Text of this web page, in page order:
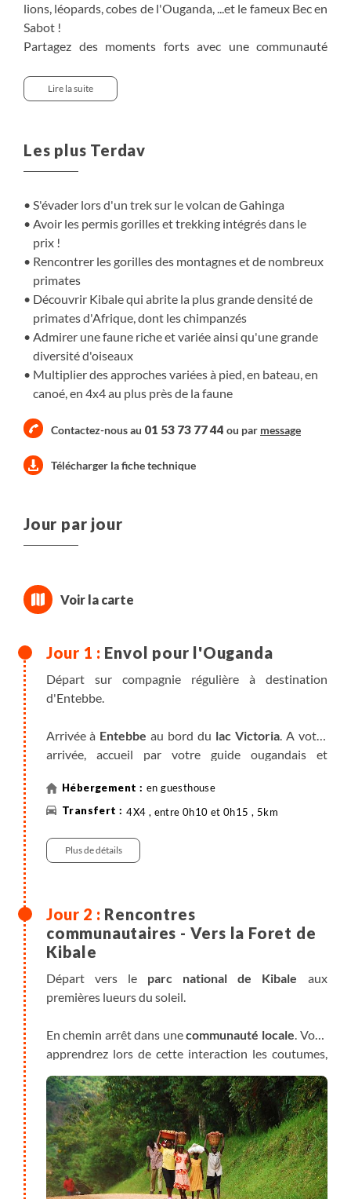
lions, léopards, cobes de l'Ouganda, ...et le fameux Bec en
Sabot !
Partagez des moments forts avec une communauté
populations qui vivent en harmonie avec la nature.
L'observation des gorilles dans le parc national de
souviendrez toujours. Le parc est l'un des deux derniers
sites protégés où cette sous-espèce de grands singes
randonneurs de les suivre et de les observer à une
distance respectueuse et obligatoire, alors qu'ils vaquent
à leurs occupations quotidiennes. Vous terminez votre
aventure par un safari nocturne dans le parc national du
lac Mburo, une expérience sans pareille.
Lire la suite
Les plus Terdav
S'évader lors d'un trek sur le volcan de Gahinga
Avoir les permis gorilles et trekking intégrés dans le
prix !
Rencontrer les gorilles des montagnes et de nombreux
primates
Découvrir Kibale qui abrite la plus grande densité de
primates d'Afrique, dont les chimpanzés
Admirer une faune riche et variée ainsi qu'une grande
diversité d'oiseaux
Multiplier des approches variées à pied, en bateau, en
canoé, en 4x4 au plus près de la faune
Contactez-nous au 01 53 73 77 44 ou par message
Télécharger la fiche technique
Jour par jour
Envol pour l'Ouganda
Départ sur compagnie régulière à destination
d'Entebbe.
Arrivée à Entebbe au bord du lac Victoria. A votre
arrivée, accueil par votre guide ougandais et
nuit. Superbe végétation équatoriale et déjà les
touracos des bananiers se font entendre… Le lac
grand lac d’eau douce d’Afrique (près de 70000 km²).
en guesthouse
4X4 , entre 0h10 et 0h15 , 5km
Plus de détails
Rencontres
communautaires - Vers la Foret de
Kibale
Départ vers le parc national de Kibale aux
premières lueurs du soleil.
En chemin arrêt dans unecommunauté locale. Vous
apprendrez lors de cette interaction les coutumes,
traditions et croyances du peuple ougandais. Vous
serez invités à planter un arbre à la fin de votre
visite, symbole de protection de cet écosystème
remarquable en Ouganda.
Vous poursuivez votre itinéraire vers la forêt de
Kibale, le foyer des grands singes !Cette forêt